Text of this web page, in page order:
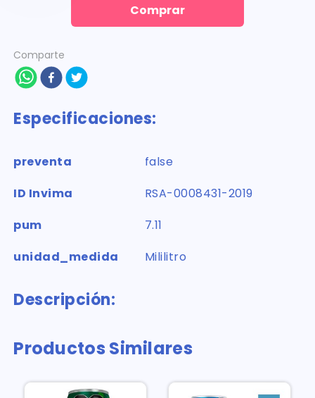
Comprar
Comparte
Especificaciones:
preventa
false
ID Invima
RSA-0008431-2019
pum
7.11
unidad_medida
Mililitro
Descripción:
Productos Similares